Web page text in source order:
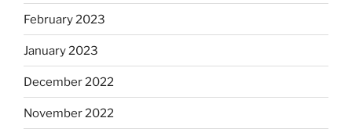
February 2023
January 2023
December 2022
November 2022